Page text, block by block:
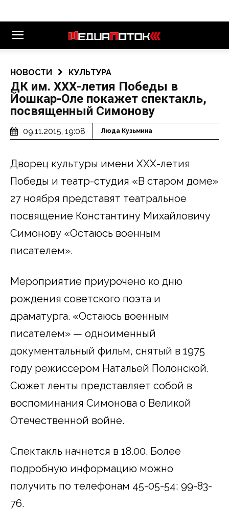
НОВОСТИ КУЛЬТУРА
ДК им. ХХХ-летия Победы в
Йошкар-Оле покажет спектакль,
посвященный Симонову
09.11.2015, 19:08 Люда Кузьмина
Дворец культуры имени ХХХ-летия
Победы и театр-студия «В старом доме»
27 ноября представят театральное
посвящение Константину Михайловичу
Симонову «Остаюсь военным
писателем».
Мероприятие приурочено ко дню
рождения советского поэта и
драматурга. «Остаюсь военным
писателем» — одноименный
документальный фильм, снятый в 1975
году режиссером Натальей Полонской.
Сюжет ленты представляет собой в
воспоминания Симонова о Великой
Отечественной войне.
Спектакль начнется в 18.00. Более
подробную информацию можно
получить по телефонам 45-05-54; 99-83-
76.